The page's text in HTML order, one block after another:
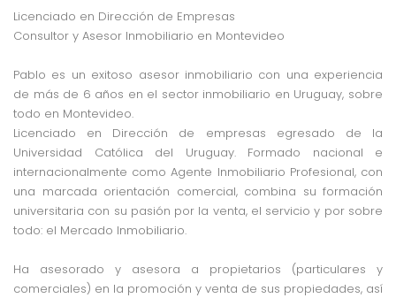
Licenciado en Dirección de Empresas
Consultor y Asesor Inmobiliario en Montevideo
Pablo es un exitoso asesor inmobiliario con una experiencia
de más de 6 años en el sector inmobiliario en Uruguay, sobre
todo en Montevideo.
Licenciado en Dirección de empresas egresado de la
Universidad Católica del Uruguay. Formado nacional e
internacionalmente como Agente Inmobiliario Profesional, con
una marcada orientación comercial, combina su formación
universitaria con su pasión por la venta, el servicio y por sobre
todo: el Mercado Inmobiliario.
Ha asesorado y asesora a propietarios (particulares y
comerciales) en la promoción y venta de sus propiedades, así